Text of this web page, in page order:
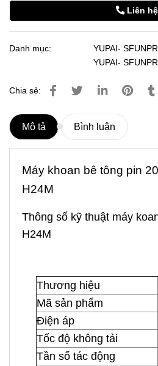
Liên hệ
Danh mục: YUPAI-
YUPAI-
Chia sẻ:
Mô tả Bình luận
Máy khoan bê tông pin
H24M
Thông số kỹ thuật máy
H24M
Thương hiệu
Mã sản phẩm
Điện áp
Tốc độ không tải
Tần số tác động